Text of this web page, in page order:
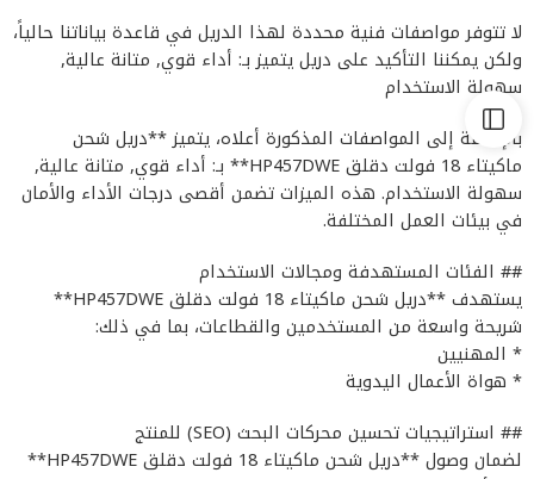
لا تتوفر مواصفات فنية محددة لهذا الدريل في قاعدة بياناتنا حالياً،
ولكن يمكننا التأكيد على دريل يتميز بـ: أداء قوي, متانة عالية,
سهولة الاستخدام
بالإضافة إلى المواصفات المذكورة أعلاه، يتميز **دريل شحن
ماكيتاء 18 فولت دقلق HP457DWE** بـ: أداء قوي, متانة عالية,
سهولة الاستخدام. هذه الميزات تضمن أقصى درجات الأداء والأمان
في بيئات العمل المختلفة.
## الفئات المستهدفة ومجالات الاستخدام
يستهدف **دريل شحن ماكيتاء 18 فولت دقلق HP457DWE**
شريحة واسعة من المستخدمين والقطاعات، بما في ذلك:
* المهنيين
* هواة الأعمال اليدوية
## استراتيجيات تحسين محركات البحث (SEO) للمنتج
لضمان وصول **دريل شحن ماكيتاء 18 فولت دقلق HP457DWE**